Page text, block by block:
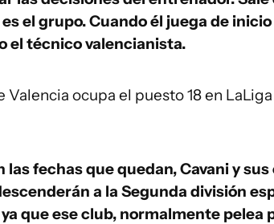
el grupo. Cuando él juega de
el técnico valencianista.
Valencia ocupa el puesto 18 en
las fechas que quedan, Cavani y
a la Segunda división
que ese club, normalmente pelea